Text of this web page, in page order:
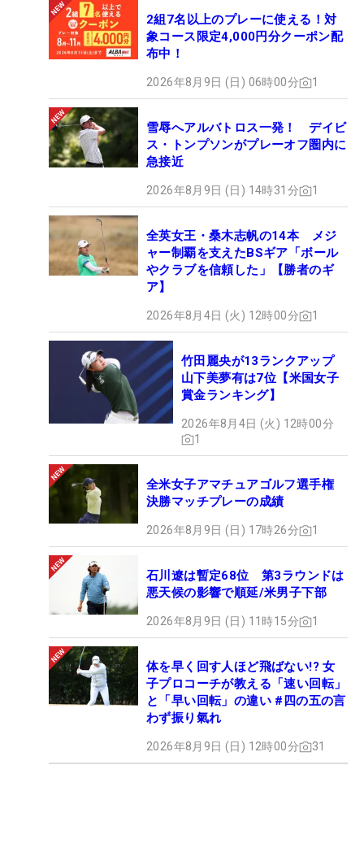
2組7名以上のプレーに使える！対
象コース限定4,000円分クーポン配
布中！
2026年8月9日 (日) 06時00分 1
雪辱へアルバトロス一発！ デイビ
ス・トンプソンがプレーオフ圏内に
急接近
2026年8月9日 (日) 14時31分 1
全英女王・桑木志帆の14本 メジ
ャー制覇を支えたBSギア「ボール
やクラブを信頼した」【勝者のギ
ア】
2026年8月4日 (火) 12時00分 1
竹田麗央が13ランクアップ
山下美夢有は7位【米国女子
賞金ランキング】
2026年8月4日 (火) 12時00分
1
全米女子アマチュアゴルフ選手権
決勝マッチプレーの成績
2026年8月9日 (日) 17時26分 1
石川遼は暫定68位 第3ラウンドは
悪天候の影響で順延/米男子下部
2026年8月9日 (日) 11時15分 1
体を早く回す人ほど飛ばない!? 女
子プロコーチが教える「速い回転」
と「早い回転」の違い #四の五の言
わず振り氣れ
2026年8月9日 (日) 12時00分 31